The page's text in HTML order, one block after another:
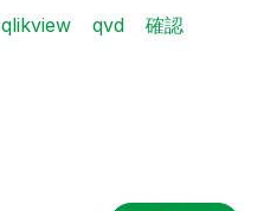
qlikview qvd
確認